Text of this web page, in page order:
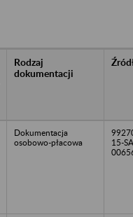
Rodzaj
dokumentacji
Dokumentacja
osobowo-płacowa
15-